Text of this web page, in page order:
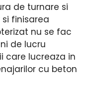
de turnare si
finisarea
nu se fac
de lucru
care lucreaza in
cu beton